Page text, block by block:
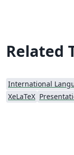
Related
International
XeLaTeX